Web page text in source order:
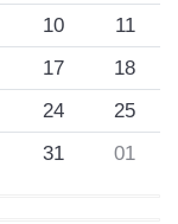
10
11
17
18
24
25
31 01